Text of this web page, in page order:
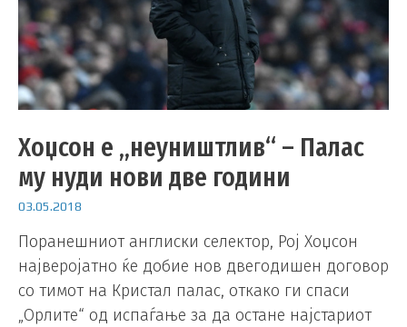
Хоџсон е „неуништлив“ – Палас
му нуди нови две години
03.05.2018
Поранешниот англиски селектор, Рој Хоџсон
најверојатно ќе добие нов двегодишен договор
со тимот на Кристал палас, откако ги спаси
„Орлите“ од испаѓање за да остане најстариот